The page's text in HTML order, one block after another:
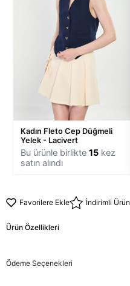
Kadın Fleto Cep Düğmeli
Yelek - Lacivert
Bu ürünle birlikte 15 kez
satın alındı
Favorilere Ekle İndirimli Ürün
Ürün Özellikleri
Ödeme Seçenekleri